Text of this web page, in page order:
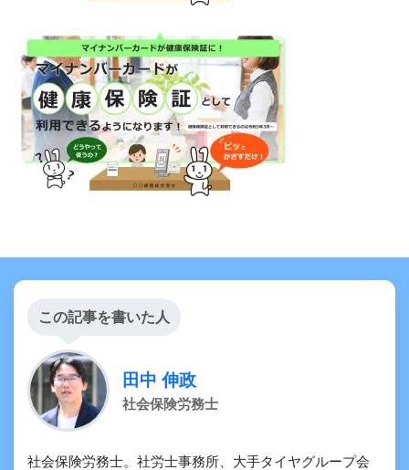
この記事を書いた人
田中 伸政
社会保険労務士
社会保険労務士。社労士事務所、大手タイヤグループ会